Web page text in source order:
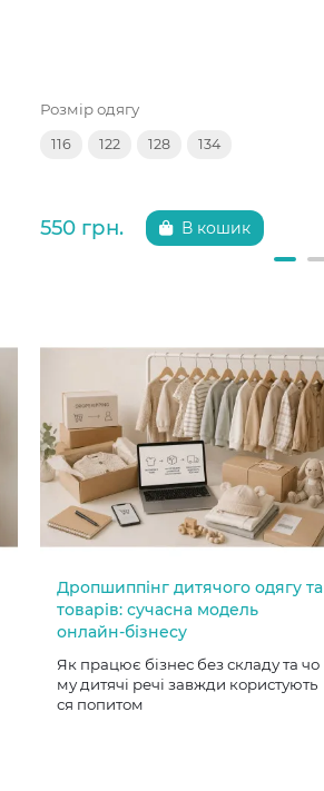
Розмір одягу
116 122 128 134
550 грн. В кошик
Дропшиппінг дитячого одягу та
товарів: сучасна модель
онлайн-бізнесу
Як працює бізнес без складу та чо
му дитячі речі завжди користують
ся попитом